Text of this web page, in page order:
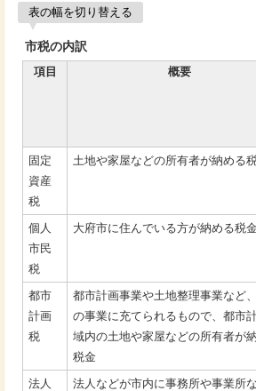
表の幅を切り替える
市税の内訳
項目
概要
固定
資産
税
土地や家屋などの所有者が納める
個人
市民
税
大府市に住んでいる方が納める税
都市
計画
税
都市計画事業や土地整理事業など
の事業に充てられるもので、都市
域内の土地や家屋などの所有者が
税金
法人
法人などが市内に事務所や事業所